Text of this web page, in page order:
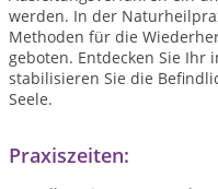
werden. In der
Methoden für die
geboten. Entdecken Sie Ihr
stabilisieren Sie die
Seele.
Praxiszeiten: